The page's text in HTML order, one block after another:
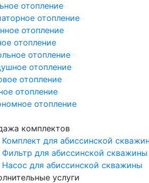
отопление
отопление
отопление
отопление
отопление
отопление
отопление
отопление
отопление
комплектов
Комплект для абиссинской
Фильтр для абиссинской скважины
Насос для абиссинской скважины
услуги